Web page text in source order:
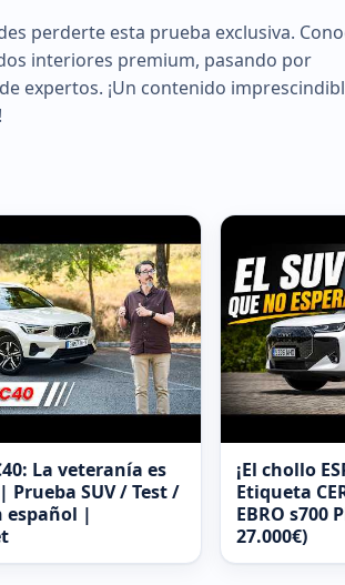
perderte esta prueba exclusiva.
interiores premium, pasando por
expertos. ¡Un contenido
La veteranía es
Prueba SUV / Test /
español |
¡El chollo
Etiqueta
EBRO s700
27.000€)